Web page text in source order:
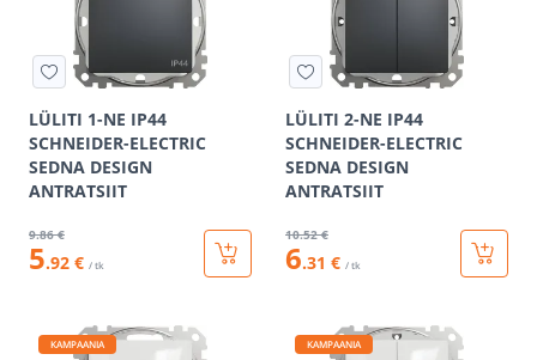
LÜLITI 1-NE IP44
SCHNEIDER-ELECTRIC
SEDNA DESIGN
ANTRATSIIT
9.86 €
5.92 € / tk
LÜLITI 2-NE IP44
SCHNEIDER-ELECTRIC
SEDNA DESIGN
ANTRATSIIT
10.52 €
6.31 € / tk
KAMPAANIA KAMPAANIA